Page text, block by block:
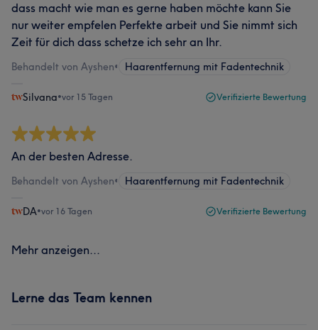
dass macht wie man es gerne haben möchte kann Sie
nur weiter empfelen Perfekte arbeit und Sie nimmt sich
Zeit für dich dass schetze ich sehr an Ihr.
Behandelt von Ayshen• Haarentfernung mit Fadentechnik
Silvana•vor 15 Tagen Verifizierte Bewertung
An der besten Adresse.
Behandelt von Ayshen• Haarentfernung mit Fadentechnik
DA•vor 16 Tagen Verifizierte Bewertung
Mehr anzeigen...
Lerne das Team kennen